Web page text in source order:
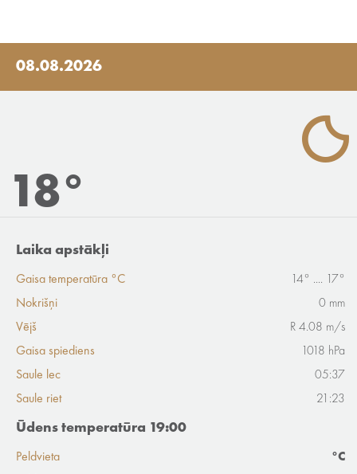
08.08.2026
18°
Laika apstākļi
Gaisa temperatūra °C
14° .... 17°
Nokrišņi
0 mm
Vējš
R 4.08 m/s
Gaisa spiediens
1018 hPa
Saule lec
05:37
Saule riet
21:23
Ūdens temperatūra 19:00
Peldvieta
°C